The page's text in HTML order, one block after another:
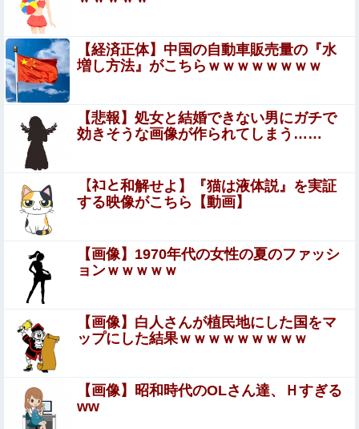
【悲報】ポンコツAI、おっぱい画像連投して笑いを取るｗ
ｗｗｗｗ他
本物のスパイ、政府批判どころか「むしろ政府の味方」を
演じて潜伏することが判明他
【動画】これは怖い。三重の国道23号で撮影された避けよ
うがないもらい事故の瞬間。
【悲報】ジャンポケ斉藤の妻、夫の求刑7年翌日
にウキウキでInstagram更新
【驚愕】 これだけ精 子出たら、さぞかし気持ちいいだろ
うなｗｗｗｗｗｗｗｗｗｗ
8割がGemini利用、ChatGPTは68%
だったｗｗｗｗ
17歳の女です。自分があまりにも性格がねじ曲がっていて
どう矯正したらいいのか分かりません
エロ漫画『托卵の娘2』をrawやhitomiを使わずに無料で読
む方法│太郎プロジェクト
【経済正体】中国の自動車販売量の『水
増し方法』がこちらｗｗｗｗｗｗｗｗ
【悲報】処女と結婚できない男にガチで
効きそうな画像が作られてしまう……
【ﾈｺと和解せよ】『猫は液体説』を実証
する映像がこちら【動画】
【画像】1970年代の女性の夏のファッシ
ョンｗｗｗｗｗ
【画像】白人さんが植民地にした国をマ
ップにした結果ｗｗｗｗｗｗｗｗｗ
【画像】昭和時代のOLさん達、Ｈすぎる
ww